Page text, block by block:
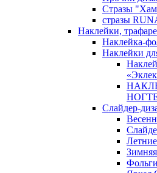
Стразы
стразы
Наклейки,
Наклейка-
Наклейки
Слайдер-